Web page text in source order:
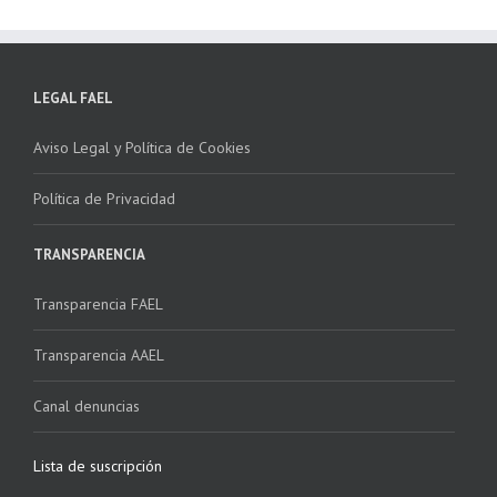
LEGAL FAEL
Aviso Legal y Política de Cookies
Política de Privacidad
TRANSPARENCIA
Transparencia FAEL
Transparencia AAEL
Canal denuncias
Lista de suscripción